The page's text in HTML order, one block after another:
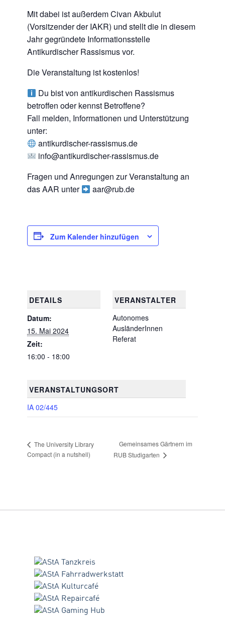
Mit dabei ist außerdem Civan Akbulut
(Vorsitzender der IAKR) und stellt die in diesem
Jahr gegründete Informationsstelle
Antikurdischer Rassismus vor.
Die Veranstaltung ist kostenlos!
Du bist von antikurdischen Rassismus
betroffen oder kennst Betroffene?
Fall melden, Informationen und Unterstützung
unter:
antikurdischer-rassismus.de
info@antikurdischer-rassismus.de
Fragen und Anregungen zur Veranstaltung an
das AAR unter
aar@rub.de
Zum Kalender hinzufügen
DETAILS
Datum:
15. Mai 2024
Zeit:
16:00 - 18:00
VERANSTALTUNGSORT
IA 02/445
VERANSTALTER
Autonomes
AusländerInnen
Referat
The University Library
Compact (in a nutshell)
Gemeinsames Gärtnern im
RUB Studigarten